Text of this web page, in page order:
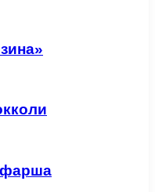
фарша